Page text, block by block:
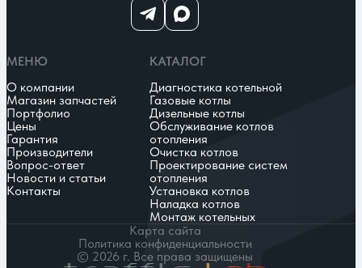
МЕНЮ
О компании
Магазин запчастей
Портфолио
Цены
Гарантия
Производители
Вопрос-ответ
Новости и статьи
Контакты
КАТАЛОГ
Диагностика котельной
Газовые котлы
Дизельные котлы
Обслуживание котлов
отопления
Очистка котлов
Проектирование систем
отопления
Установка котлов
Наладка котлов
Монтаж котельных
Карта сайта
Политика конфиденциальности
© 2026 г. Все права защищены